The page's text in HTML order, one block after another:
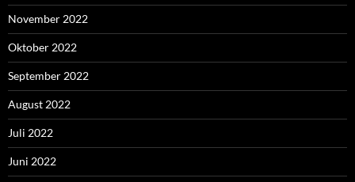
November 2022
Oktober 2022
September 2022
August 2022
Juli 2022
Juni 2022